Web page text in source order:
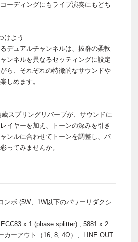
ーディングにもライブ演奏にもどち
けよう
デュアルチャンネルは、抜群の柔軟
ンネルを異なるセッティングに設定
ら、それぞれの特徴的なサウンドや
しめます。
スプリングリバーブが、サウンドに
イヤーを加え、トーンの深みを引き
ンルに合わせてトーンを調整し、パ
ってみませんか。
ンボ (5W、1W以下のパワーリダクシ
x 1 (phase splitter) , 5881 x 2
カーアウト（16, 8, 4Ω）、LINE OUT